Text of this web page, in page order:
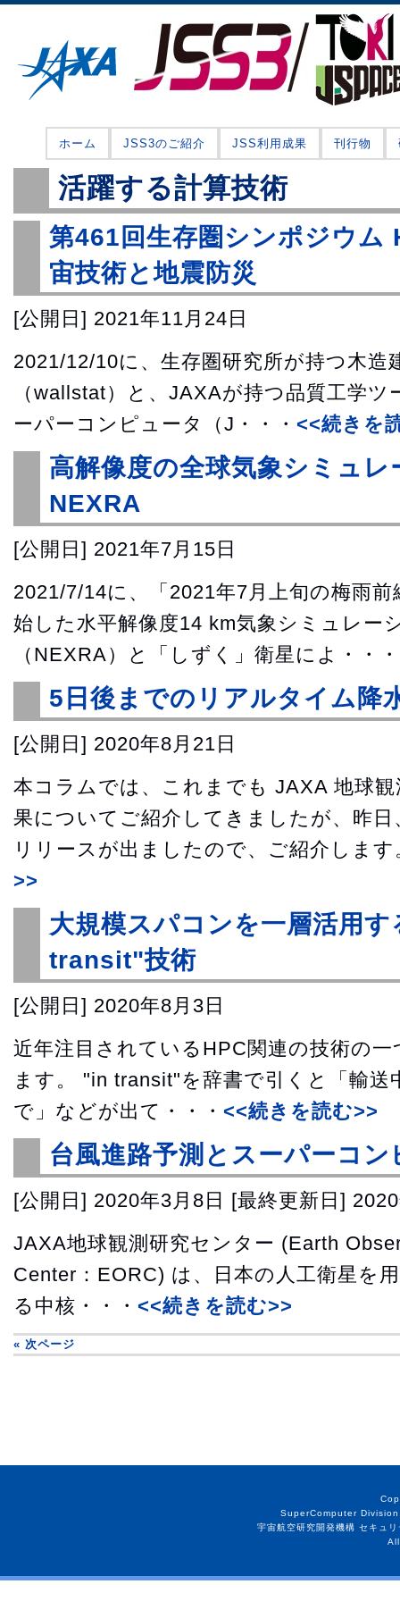
ホーム JSS3のご紹介 JSS利用成果 刊行物
活躍する計算技術
第461回生存圏シンポジウム
宙技術と地震防災
[公開日] 2021年11月24日
2021/12/10に、生存圏研究所が持つ木造
（wallstat）と、JAXAが持つ品質工学
ーパーコンピュータ（J・・・ <<続きを
高解像度の全球気象シミュ
NEXRA
[公開日] 2021年7月15日
2021/7/14に、「2021年7月上旬の梅雨
始した水平解像度14 km気象シミュレー
（NEXRA）と「しずく」衛星によ・・・
5日後までのリアルタイム降
[公開日] 2020年8月21日
本コラムでは、これまでも JAXA 地球
果についてご紹介してきましたが、昨
リリースが出ましたので、ご紹介します
>>
大規模スパコンを一層活用
transit"技術
[公開日] 2020年8月3日
近年注目されているHPC関連の技術の
ます。 "in transit"を辞書で引くと「輸送
で」などが出て・・・ <<続きを読む>>
台風進路予測とスーパーコン
[公開日] 2020年3月8日 [最終更新日]
JAXA地球観測研究センター (Earth
Center：EORC) は、日本の人工衛星を
る中核・・・ <<続きを読む>>
« 次ページ
SuperComputer
宇宙航空研究開発機構 セキュ